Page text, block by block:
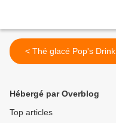
< Thé glacé Pop's Drink
Hébergé par Overblog
Top articles